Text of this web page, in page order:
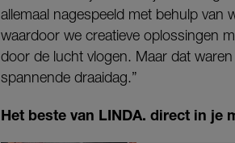
allemaal nagespeeld met behulp van
waardoor we creatieve oplossingen
door de lucht vlogen. Maar dat
spannende draaidag.”
Het beste van LINDA. direct in je